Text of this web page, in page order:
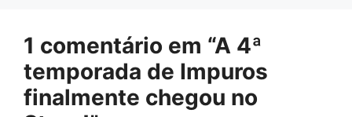
1 comentário em “A 4ª
temporada de Impuros
finalmente chegou no